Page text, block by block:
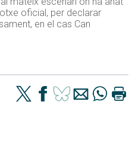
oficial, per declarar
en el cas Can